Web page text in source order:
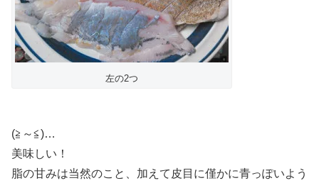
左の2つ
(≧～≦)…
美味しい！
脂の甘みは当然のこと、加えて皮目に僅かに青っぽいよう